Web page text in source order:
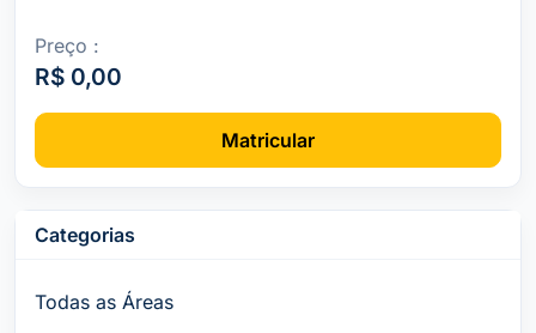
Preço :
R$ 0,00
Matricular
Categorias
Todas as Áreas